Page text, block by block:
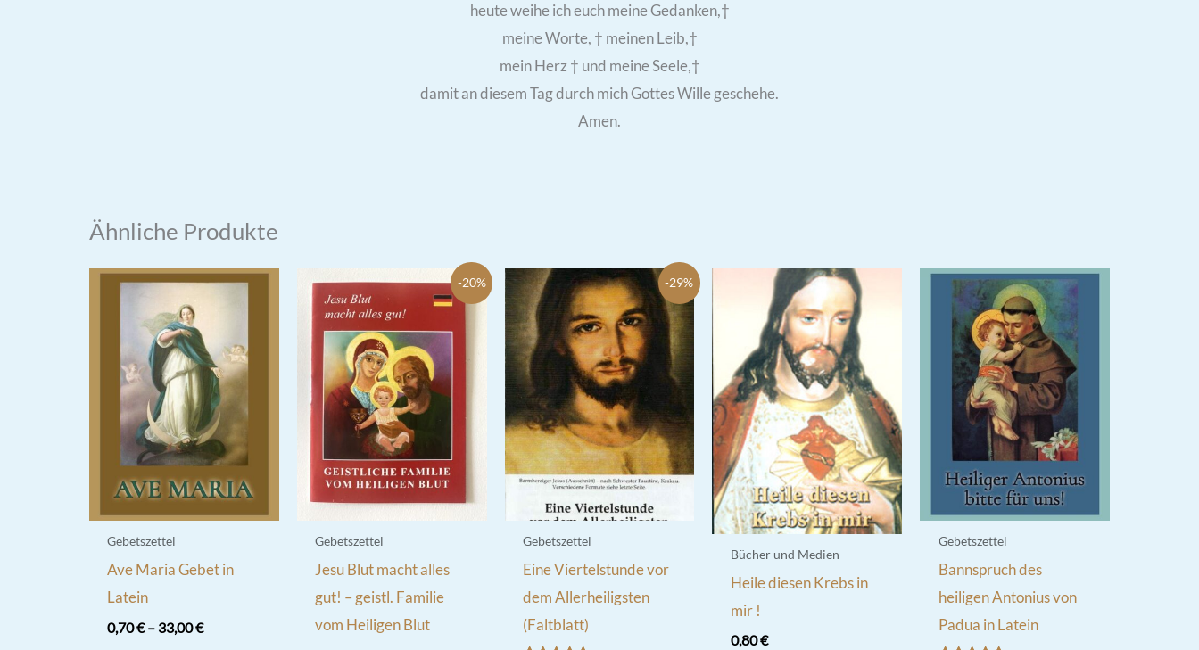
heute weihe ich euch meine Gedanken,†
meine Worte, † meinen Leib,†
mein Herz † und meine Seele,†
damit an diesem Tag durch mich Gottes Wille geschehe.
Amen.
Ähnliche Produkte
Gebetszettel
Ave Maria Gebet in
Latein
0,70€– 33,00€
-20%
Gebetszettel
Jesu Blut macht alles
gut! – geistl. Familie
vom Heiligen Blut
-29%
Gebetszettel
Eine Viertelstunde vor
dem Allerheiligsten
(Faltblatt)
Bücher und Medien
Heile diesen Krebs in
mir !
0,80€
Gebetszettel
Bannspruch des
heiligen Antonius von
Padua in Latein